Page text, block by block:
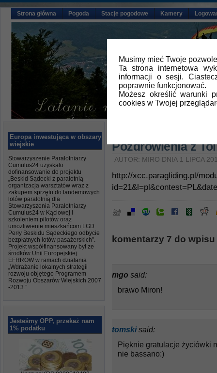
Musimy mieć Twoje
Ta strona internetowa
informacji o sesji.
poprawnie funkcjonować.
Możesz określić warunki
cookies w Twojej
Strona główna Pogoda Stacje pogodowe Kamery
Europa inwestująca w obszary
wiejskie
Stowarzyszenie Paralotniarzy
Cumulus24 uzyskało
dofinansowanie do projektu
„Beskid Sądecki z paralotnią –
organizacja warsztatów wraz z
zakupem sprzętu do tandemowych
lotów paralotnią dla
Stowarzyszenia Paralotniarzy
Cumulus24 w Kąclowej i
szkoleniem pilotów oraz
umożliwienie mieszkańcom LGD
Perły Beskidu Sądeckiego odbycie
bezpłatnych lotów pasażerskich”.
Projekt współfinansowany był ze
środków Unii Europejskiej
EFRROW w ramach działania
„Wdrażanie lokalnych strategii
rozwoju objętego Programem
Rozwoju Obszarów Wiejskich 2007
-2013.”
Jesteśmy OPP, przekaż nam
1% podatku
Pozdrowienia z
AUTOR: MIRO DNIA 1 LIPCA
http://xcc.paragliding.pl/
komentarzy 7 do
mgo said:
brawo Miron!
tomski said:
Pięknie gratulacje życiówki
nie bassano:)